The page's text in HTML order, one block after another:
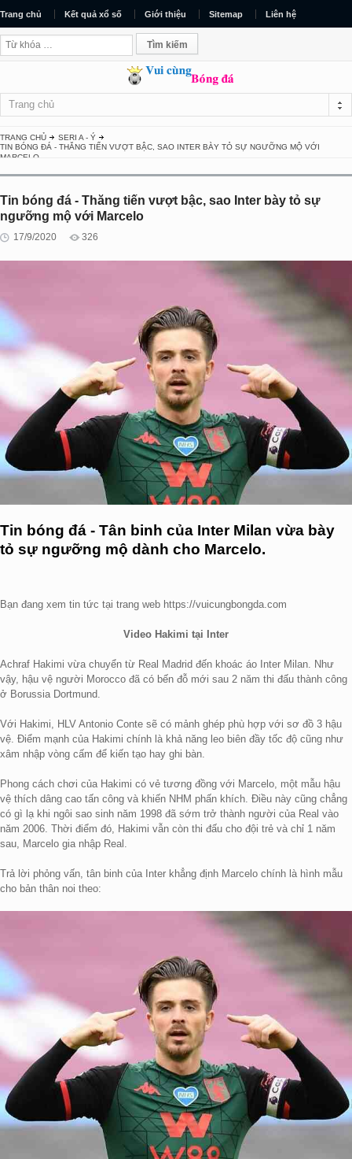
Trang chủ Kết quả xổ số Giới thiệu Sitemap Liên hệ
Trang chủ
TRANG CHỦ
SERI A - Ý
TIN BÓNG ĐÁ - THĂNG TIẾN VƯỢT BẬC, SAO INTER BÀY TỎ SỰ NGƯỠNG MỘ VỚI
MARCELO
Tin bóng đá - Thăng tiến vượt bậc, sao Inter bày tỏ sự
ngưỡng mộ với Marcelo
17/9/2020 326
Tin bóng đá - Tân binh của Inter Milan vừa bày
tỏ sự ngưỡng mộ dành cho Marcelo.
Bạn đang xem tin tức tại trang web https://vuicungbongda.com
Video Hakimi tại Inter
Achraf Hakimi vừa chuyển từ Real Madrid đến khoác áo Inter Milan. Như
vậy, hậu vệ người Morocco đã có bến đỗ mới sau 2 năm thi đấu thành công
ở Borussia Dortmund.
Với Hakimi, HLV Antonio Conte sẽ có mảnh ghép phù hợp với sơ đồ 3 hậu
vệ. Điểm mạnh của Hakimi chính là khả năng leo biên đầy tốc độ cũng như
xâm nhập vòng cấm để kiến tạo hay ghi bàn.
Phong cách chơi của Hakimi có vẻ tương đồng với Marcelo, một mẫu hậu
vệ thích dâng cao tấn công và khiến NHM phấn khích. Điều này cũng chẳng
có gì lạ khi ngôi sao sinh năm 1998 đã sớm trở thành người của Real vào
năm 2006. Thời điểm đó, Hakimi vẫn còn thi đấu cho đội trẻ và chỉ 1 năm
sau, Marcelo gia nhập Real.
Trả lời phỏng vấn, tân binh của Inter khẳng định Marcelo chính là hình mẫu
cho bản thân noi theo: